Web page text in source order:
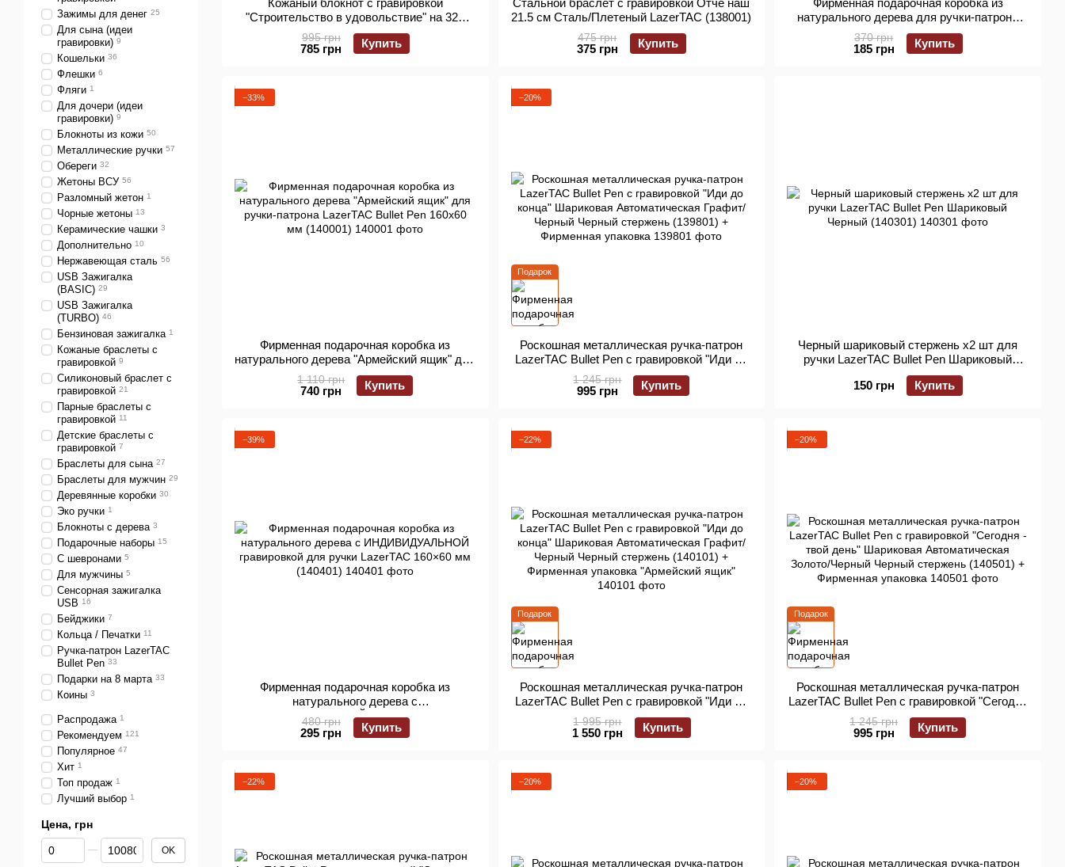
Кожаный блокнот с гравировкой
"Строительство в удовольствие" на 320
страниц А5 150х210 мм с металлической
шариковой ручкой LazerTAC Серый Matte
995 грн
785 грн Купить
Стальной браслет с гравировкой Отче наш
21.5 см Сталь/Плетеный LazerTAC (138001)
475 грн
375 грн Купить
Фирменная подарочная коробка из
натурального дерева для ручки-патрона
LazerTAC Bullet Pen 160×60 мм (139901)
370 грн
185 грн Купить
−33%
Фирменная подарочная коробка из
натурального дерева "Армейский ящик" для
ручки-патрона LazerTAC Bullet Pen 160х60
мм (140001)
1 110 грн
740 грн Купить
Подарок
−20%
Роскошная металлическая ручка-патрон
LazerTAC Bullet Pen с гравировкой "Иди до
конца" Шариковая Автоматическая Графит/
Черный Черный стержень (139801) +
Фирменная упаковка
1 245 грн
995 грн Купить
Черный шариковый стержень х2 шт для
ручки LazerTAC Bullet Pen Шариковый
Черный (140301)
150 грн
Купить
−39%
Фирменная подарочная коробка из
натурального дерева с
ИНДИВИДУАЛЬНОЙ гравировкой для
ручки LazerTAC 160×60 мм (140401)
480 грн
295 грн Купить
Подарок
−22%
Роскошная металлическая ручка-патрон
LazerTAC Bullet Pen с гравировкой "Иди до
конца" Шариковая Автоматическая Графит/
Черный Черный стержень (140101) +
Фирменная упаковка "Армейский ящик"
1 995 грн
1 550 грн Купить
Подарок
−20%
Роскошная металлическая ручка-патрон
LazerTAC Bullet Pen с гравировкой "Сегодня
- твой день" Шариковая Автоматическая
Золото/Черный Черный стержень (140501)
+ Фирменная упаковка
1 245 грн
995 грн Купить
−22% −20% −20%
Зажимы для денег 25
Для сына (идеи
гравировки) 9
Кошельки 36
Флешки 6
Фляги 1
Для дочери (идеи
гравировки) 9
Блокноты из кожи 50
Металлические ручки 57
Обереги 32
Жетоны ВСУ 56
Разломный жетон 1
Чорные жетоны 13
Керамические чашки 3
Дополнительно 10
Нержавеющая сталь 56
USB Зажигалка
(BASIC) 29
USB Зажигалка
(TURBO) 46
Бензиновая зажигалка 1
Кожаные браслеты с
гравировкой 9
Силиконовый браслет с
гравировкой 21
Парные браслеты с
гравировкой 11
Детские браслеты с
гравировкой 7
Браслеты для сына 27
Браслеты для мужчин 29
Деревянные коробки 30
Эко ручки 1
Блокноты с дерева 3
Подарочные наборы 15
С шевронами 5
Для мужчины 5
Сенсорная зажигалка
USB 16
Бейджики 7
Кольца / Печатки 11
Ручка-патрон LazerTAC
Bullet Pen 33
Подарки на 8 марта 33
Коины 3
Распродажа 1
Рекомендуем 121
Популярное 47
Хит 1
Топ продаж 1
Лучший выбор 1
Цена, грн
От Цена, грн
До Цена, грн OK